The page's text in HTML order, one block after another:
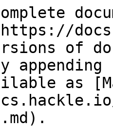
of
as